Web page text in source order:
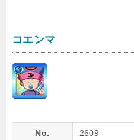
コエンマ
No. 2609